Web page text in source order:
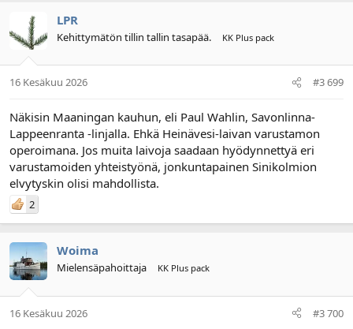
LPR
Kehittymätön tillin tallin tasapää. KK Plus pack
16 Kesäkuu 2026 #3 699
Näkisin Maaningan kauhun, eli Paul Wahlin, Savonlinna-
Lappeenranta -linjalla. Ehkä Heinävesi-laivan varustamon
operoimana. Jos muita laivoja saadaan hyödynnettyä eri
varustamoiden yhteistyönä, jonkuntapainen Sinikolmion
elvytyskin olisi mahdollista.
2
Woima
Mielensäpahoittaja KK Plus pack
16 Kesäkuu 2026 #3 700